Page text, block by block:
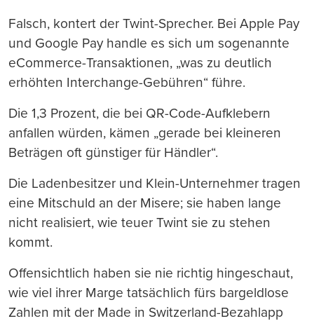
Falsch, kontert der Twint-Sprecher. Bei Apple Pay
und Google Pay handle es sich um sogenannte
eCommerce-Transaktionen, „was zu deutlich
erhöhten Interchange-Gebühren“ führe.
Die 1,3 Prozent, die bei QR-Code-Aufklebern
anfallen würden, kämen „gerade bei kleineren
Beträgen oft günstiger für Händler“.
Die Ladenbesitzer und Klein-Unternehmer tragen
eine Mitschuld an der Misere; sie haben lange
nicht realisiert, wie teuer Twint sie zu stehen
kommt.
Offensichtlich haben sie nie richtig hingeschaut,
wie viel ihrer Marge tatsächlich fürs bargeldlose
Zahlen mit der Made in Switzerland-Bezahlapp